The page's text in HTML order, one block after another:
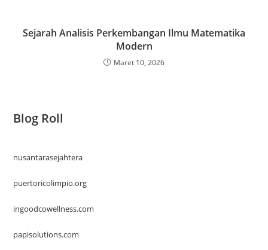
Sejarah Analisis Perkembangan Ilmu Matematika
Modern
Maret 10, 2026
Blog Roll
nusantarasejahtera
puertoricolimpio.org
ingoodcowellness.com
papisolutions.com